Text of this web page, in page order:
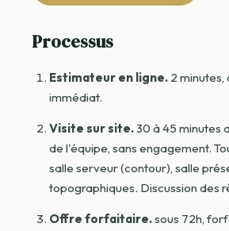
Processus
Estimateur en ligne. 2
immédiat.
Visite sur site.30 à 45 minutes
de l'équipe, sans engagement.
salle serveur (contour), salle
topographiques. Discussion des
Offre forfaitaire.sous 72h,